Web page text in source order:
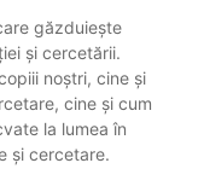
găzduiește
și cercetării.
noștri, cine și
cine și cum
la lumea în
și cercetare.